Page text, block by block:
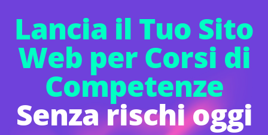
Lancia il Tuo Sito
Web per Corsi di
Competenze
Senza rischi oggi